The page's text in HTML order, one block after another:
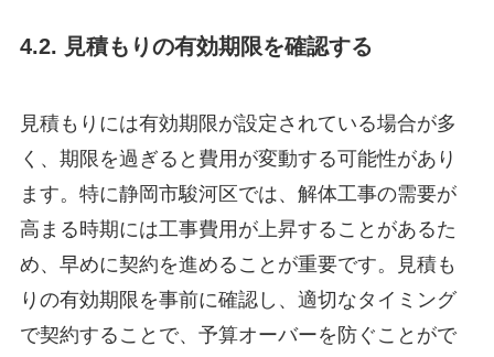
4.2. 見積もりの有効期限を確認する
見積もりには有効期限が設定されている場合が多
く、期限を過ぎると費用が変動する可能性があり
ます。特に静岡市駿河区では、解体工事の需要が
高まる時期には工事費用が上昇することがあるた
め、早めに契約を進めることが重要です。見積も
りの有効期限を事前に確認し、適切なタイミング
で契約することで、予算オーバーを防ぐことがで